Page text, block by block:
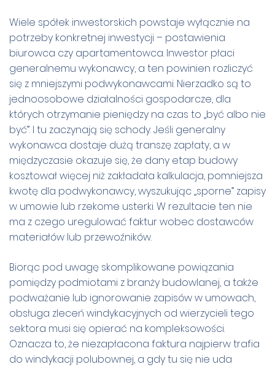
Wiele spółek inwestorskich powstaje wyłącznie na
potrzeby konkretnej inwestycji – postawienia
biurowca czy apartamentowca. Inwestor płaci
generalnemu wykonawcy, a ten powinien rozliczyć
się z mniejszymi podwykonawcami. Nierzadko są to
jednoosobowe działalności gospodarcze, dla
których otrzymanie pieniędzy na czas to „być albo nie
być”. I tu zaczynają się schody. Jeśli generalny
wykonawca dostaje dużą transzę zapłaty, a w
międzyczasie okazuje się, że dany etap budowy
kosztował więcej niż zakładała kalkulacja, pomniejsza
kwotę dla podwykonawcy, wyszukując „sporne” zapisy
w umowie lub rzekome usterki. W rezultacie ten nie
ma z czego uregulować faktur wobec dostawców
materiałów lub przewoźników.
Biorąc pod uwagę skomplikowane powiązania
pomiędzy podmiotami z branży budowlanej, a także
podważanie lub ignorowanie zapisów w umowach,
obsługa zleceń windykacyjnych od wierzycieli tego
sektora musi się opierać na kompleksowości.
Oznacza to, że niezapłacona faktura najpierw trafia
do windykacji polubownej, a gdy tu się nie uda